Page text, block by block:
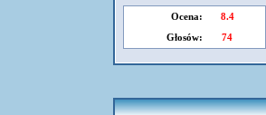
Ocena:
8.4
Głosów:
74